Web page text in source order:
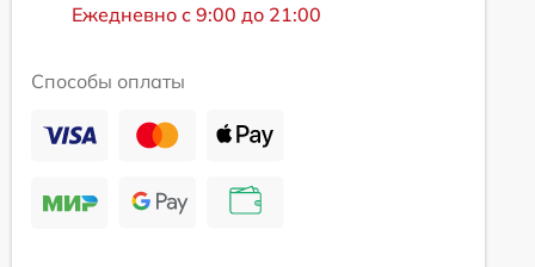
Ежедневно с 9:00 до 21:00
Способы оплаты